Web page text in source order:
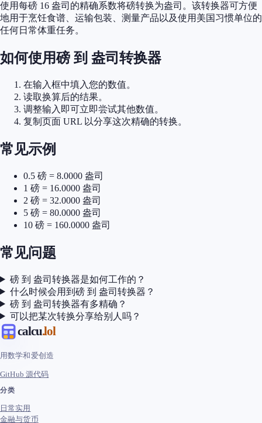
使用每磅 16 盎司的精确系数将磅转换为盎司。该转换器可方便
地用于烹饪食谱、运输包装、测量产品以及使用美国习惯单位的
任何日常体重任务。
如何使用磅 到 盎司转换器
在输入框中填入您的数值。
读取换算后的结果。
调整输入即可立即尝试其他数值。
复制页面 URL 以分享这次精确的转换。
常见示例
0.5 磅 = 8.0000 盎司
1 磅 = 16.0000 盎司
2 磅 = 32.0000 盎司
5 磅 = 80.0000 盎司
10 磅 = 160.0000 盎司
常见问题
磅 到 盎司转换器是如何工作的？
什么时候会用到磅 到 盎司转换器？
磅 到 盎司转换器有多精确？
可以把某次转换分享给别人吗？
calcu.lol
用数学和爱创造
GitHub 源代码
分类
日常实用
金融与货币